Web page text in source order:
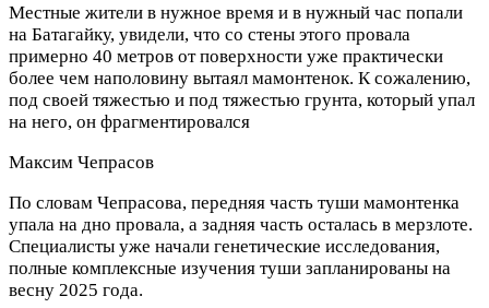
Местные жители в нужное время и в нужный час попали
на Батагайку, увидели, что со стены этого провала
примерно 40 метров от поверхности уже практически
более чем наполовину вытаял мамонтенок. К сожалению,
под своей тяжестью и под тяжестью грунта, который упал
на него, он фрагментировался
Максим Чепрасов
По словам Чепрасова, передняя часть туши мамонтенка
упала на дно провала, а задняя часть осталась в мерзлоте.
Специалисты уже начали генетические исследования,
полные комплексные изучения туши запланированы на
весну 2025 года.